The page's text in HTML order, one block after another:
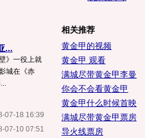
...
》一役上就
城在《赤
07-18 16:39
07-10 07:51
相关推荐
黄金甲的视频
黄金甲 观看
满城尽带黄金甲李曼
你会不会看黄金甲
黄金甲什么时候首映
满城尽带黄金甲票房
导火线票房